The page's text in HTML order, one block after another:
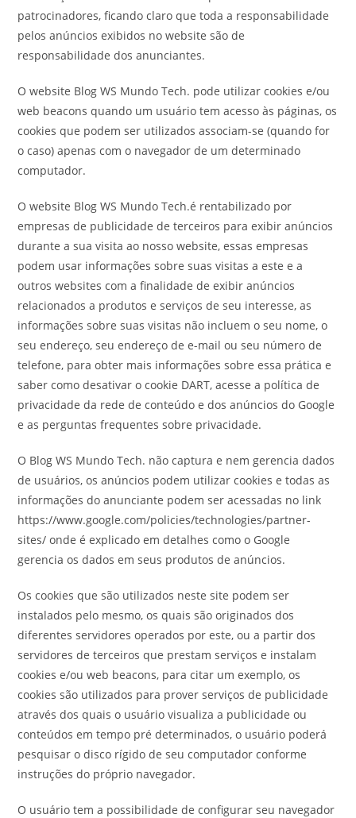
patrocinadores, ficando claro que toda a responsabilidade
pelos anúncios exibidos no website são de
responsabilidade dos anunciantes.
O website Blog WS Mundo Tech. pode utilizar cookies e/ou
web beacons quando um usuário tem acesso às páginas, os
cookies que podem ser utilizados associam-se (quando for
o caso) apenas com o navegador de um determinado
computador.
O website Blog WS Mundo Tech.é rentabilizado por
empresas de publicidade de terceiros para exibir anúncios
durante a sua visita ao nosso website, essas empresas
podem usar informações sobre suas visitas a este e a
outros websites com a finalidade de exibir anúncios
relacionados a produtos e serviços de seu interesse, as
informações sobre suas visitas não incluem o seu nome, o
seu endereço, seu endereço de e-mail ou seu número de
telefone, para obter mais informações sobre essa prática e
saber como desativar o cookie DART, acesse a política de
privacidade da rede de conteúdo e dos anúncios do Google
e as perguntas frequentes sobre privacidade.
O Blog WS Mundo Tech. não captura e nem gerencia dados
de usuários, os anúncios podem utilizar cookies e todas as
informações do anunciante podem ser acessadas no link
https://www.google.com/policies/technologies/partner-
sites/ onde é explicado em detalhes como o Google
gerencia os dados em seus produtos de anúncios.
Os cookies que são utilizados neste site podem ser
instalados pelo mesmo, os quais são originados dos
diferentes servidores operados por este, ou a partir dos
servidores de terceiros que prestam serviços e instalam
cookies e/ou web beacons, para citar um exemplo, os
cookies são utilizados para prover serviços de publicidade
através dos quais o usuário visualiza a publicidade ou
conteúdos em tempo pré determinados, o usuário poderá
pesquisar o disco rígido de seu computador conforme
instruções do próprio navegador.
O usuário tem a possibilidade de configurar seu navegador